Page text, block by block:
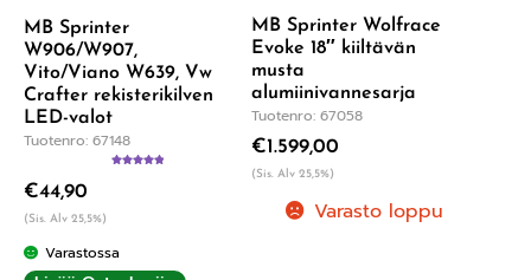
MB Sprinter
W906/W907,
Vito/Viano W639, Vw
Crafter rekisterikilven
LED-valot
Tuotenro: 67148
€44,90
(Sis. Alv 25,5%)
Varastossa
MB Sprinter Wolfrace
Evoke 18″ kiiltävän
musta
alumiinivannesarja
Tuotenro: 67058
€1.599,00
(Sis. Alv 25,5%)
Varasto loppu